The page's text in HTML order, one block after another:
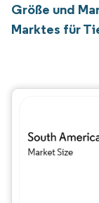
Größe und
Marktes für